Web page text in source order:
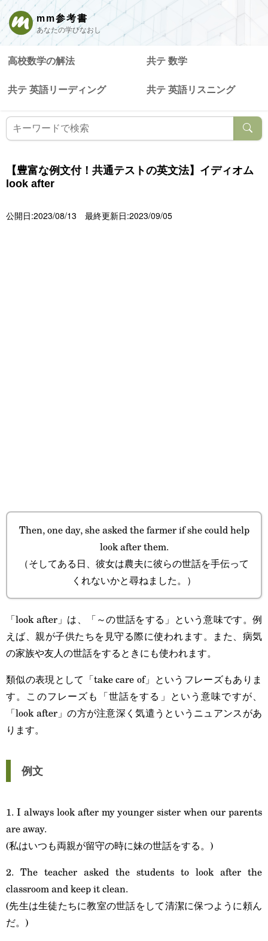
mm参考書
あなたの学びなおし
高校数学の解法 共テ 数学
共テ 英語リーディング 共テ 英語リスニング
【豊富な例文付！共通テストの英文法】イディオム
look after
公開日:2023/08/13 最終更新日:2023/09/05
Then, one day, she asked the farmer if she could help
look after them.
（そしてある日、彼女は農夫に彼らの世話を手伝って
くれないかと尋ねました。）
「look after」は、「～の世話をする」という意味です。例
えば、親が子供たちを見守る際に使われます。また、病気
の家族や友人の世話をするときにも使われます。
類似の表現として「take care of」というフレーズもありま
す。このフレーズも「世話をする」という意味ですが、
「look after」の方が注意深く気遣うというニュアンスがあ
ります。
例文
1. I always look after my younger sister when our parents
are away.
(私はいつも両親が留守の時に妹の世話をする。)
2. The teacher asked the students to look after the
classroom and keep it clean.
(先生は生徒たちに教室の世話をして清潔に保つように頼ん
だ。)